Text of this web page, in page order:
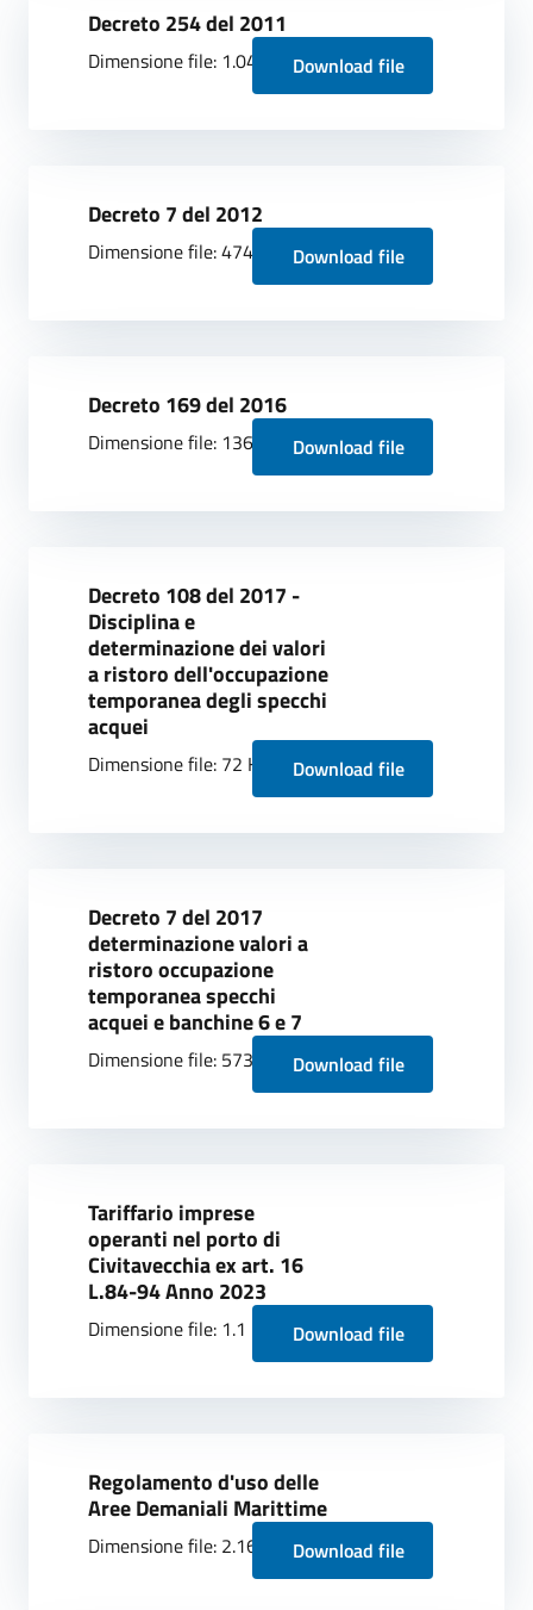
Decreto 254 del 2011
Dimensione file: 1.04 MB Download file
Decreto 7 del 2012
Dimensione file: 474.18 KBDownload file
Decreto 169 del 2016
Dimensione file: 136.39 KBDownload file
Decreto 108 del 2017 -
Disciplina e
determinazione dei valori
a ristoro dell'occupazione
temporanea degli specchi
acquei
Dimensione file: 72 KB Download file
Decreto 7 del 2017
determinazione valori a
ristoro occupazione
temporanea specchi
acquei e banchine 6 e 7
Dimensione file: 573.48 KBDownload file
Tariffario imprese
operanti nel porto di
Civitavecchia ex art. 16
L.84-94 Anno 2023
Dimensione file: 1.1 MB Download file
Regolamento d'uso delle
Aree Demaniali Marittime
Dimensione file: 2.16 MB Download file